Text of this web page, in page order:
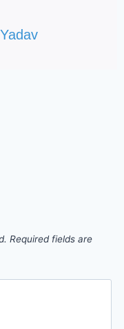
Required fields are